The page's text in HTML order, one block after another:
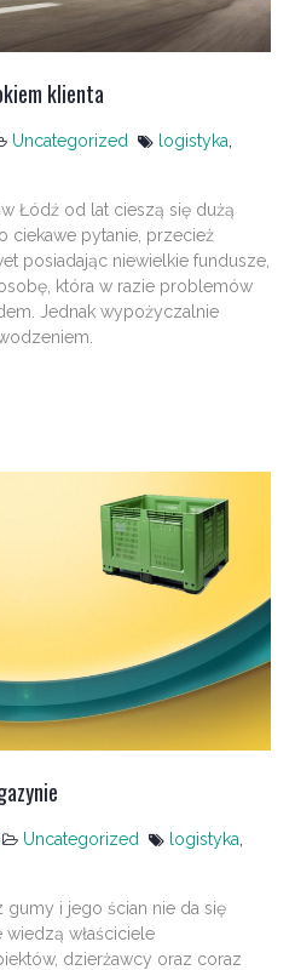
klienta
Uncategorized logistyka,
Łódź od lat cieszą się dużą
ciekawe pytanie, przecież
posiadając niewielkie fundusze,
która w razie problemów
Jednak wypożyczalnie
Uncategorized logistyka
gumy i jego ścian nie da się
właściciele
dzierżawcy oraz coraz